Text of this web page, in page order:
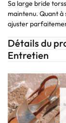
Sa large bride
maintenu. Quant
ajuster
Détails du
Entretien